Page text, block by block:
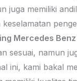
juga memiliki
Mercedes
sesuai, namun
ini, kami bakal